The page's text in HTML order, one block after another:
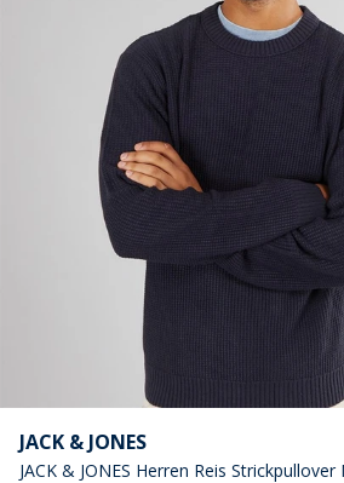
JACK & JONES
JACK & JONES Herren Reis